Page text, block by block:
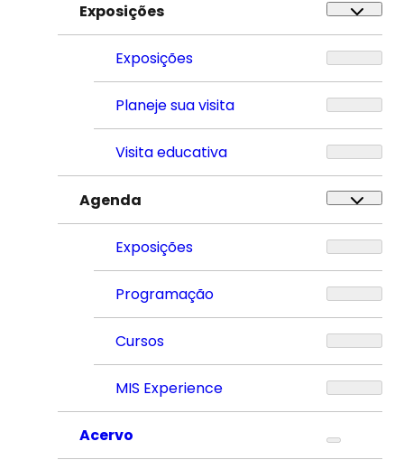
Exposições
Exposições
Planeje sua visita
Visita educativa
Agenda
Exposições
Programação
Cursos
MIS Experience
Acervo